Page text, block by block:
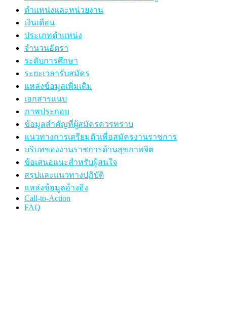
ตำแหน่งและหน่วยงาน
เงินเดือน
ประเภทตำแหน่ง
จำนวนอัตรา
ระดับการศึกษา
ระยะเวลารับสมัคร
แหล่งข้อมูลเพิ่มเติม
เอกสารแนบ
ภาพประกอบ
ข้อมูลสำคัญที่ผู้สมัครควรทราบ
แนวทางการเตรียมตัวเพื่อสมัครงานราชการ
บริบทของงานราชการด้านสุขภาพจิต
ข้อเสนอแนะสำหรับผู้สนใจ
สรุปและแนวทางปฏิบัติ
แหล่งข้อมูลอ้างอิง
Call-to-Action
FAQ